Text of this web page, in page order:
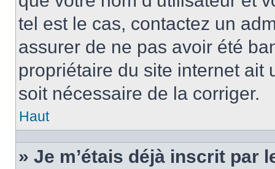
tel est le cas, contactez un
assurer de ne pas avoir été
propriétaire du site internet ait
soit nécessaire de la corriger.
Haut
» Je m’étais déjà inscrit par